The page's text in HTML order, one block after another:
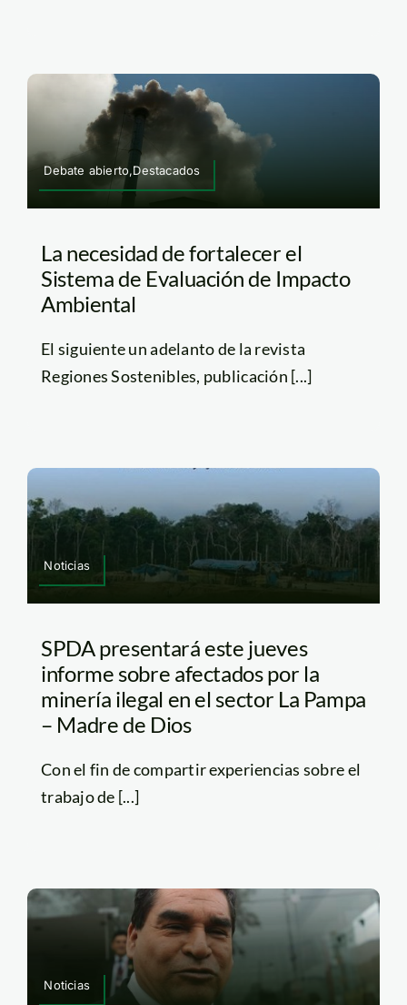
Debate abierto,Destacados
La necesidad de fortalecer el
Sistema de Evaluación de Impacto
Ambiental
El siguiente un adelanto de la revista
Regiones Sostenibles, publicación [...]
Noticias
SPDA presentará este jueves
informe sobre afectados por la
minería ilegal en el sector La Pampa
– Madre de Dios
Con el fin de compartir experiencias sobre el
trabajo de [...]
Noticias